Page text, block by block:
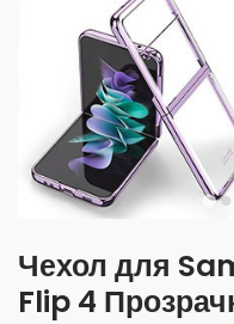
Чехол для
Flip 4